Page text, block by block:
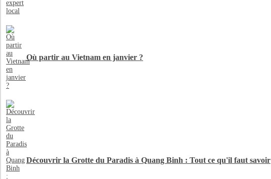
Où partir au Vietnam en janvier ?
Découvrir la Grotte du Paradis à Quang Binh : Tout ce qu'il faut savoir